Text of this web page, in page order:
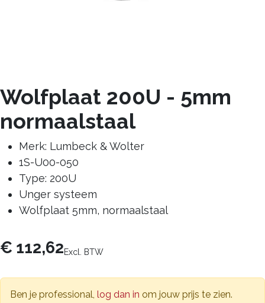
Wolfplaat 200U - 5mm
normaalstaal
Merk: Lumbeck & Wolter
1S-U00-050
Type: 200U
Unger systeem
Wolfplaat 5mm, normaalstaal
€ 112,62Excl. BTW
Ben je professional, log dan in om jouw prijs te zien.